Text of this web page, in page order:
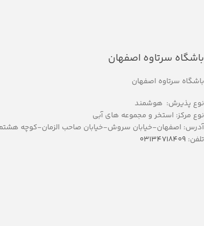
باشگاه سرتاوه اصفهان
باشگاه سرتاوه اصفهان
نوع پذیرش: هوشمند
نوع مرکز: استخر و مجموعه های آبی
آدرس: اصفهان-خيابان سروش-خيابان صاحب الزمان-کوچه
تلفن: 03134718409